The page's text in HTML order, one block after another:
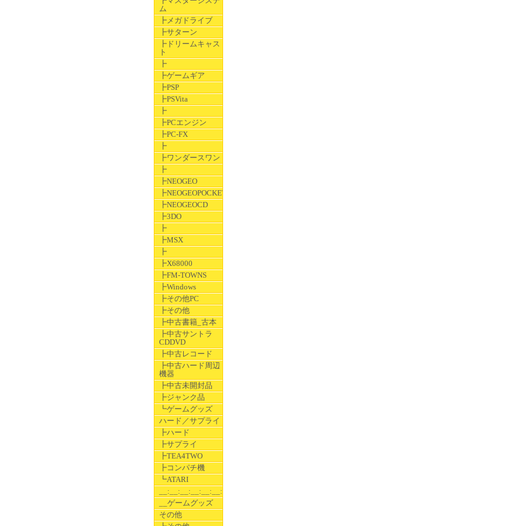
ム
┣メガドライブ
┣サターン
┣ドリームキャス
ト
┣
┣ゲームギア
┣PSP
┣PSVita
┣
┣PCエンジン
┣PC-FX
┣
┣ワンダースワン
┣
┣NEOGEO
┣NEOGEOPOCKET
┣NEOGEOCD
┣3DO
┣
┣MSX
┣
┣X68000
┣FM-TOWNS
┣Windows
┣その他PC
┣その他
┣中古書籍_古本
┣中古サントラ
CDDVD
┣中古レコード
┣中古ハード周辺
機器
┣中古未開封品
┣ジャンク品
┗ゲームグッズ
ハード／サプライ
┣ハード
┣サプライ
┣TEA4TWO
┣コンパチ機
┗ATARI
__:__:__:__:__:__:__
__ゲームグッズ
その他